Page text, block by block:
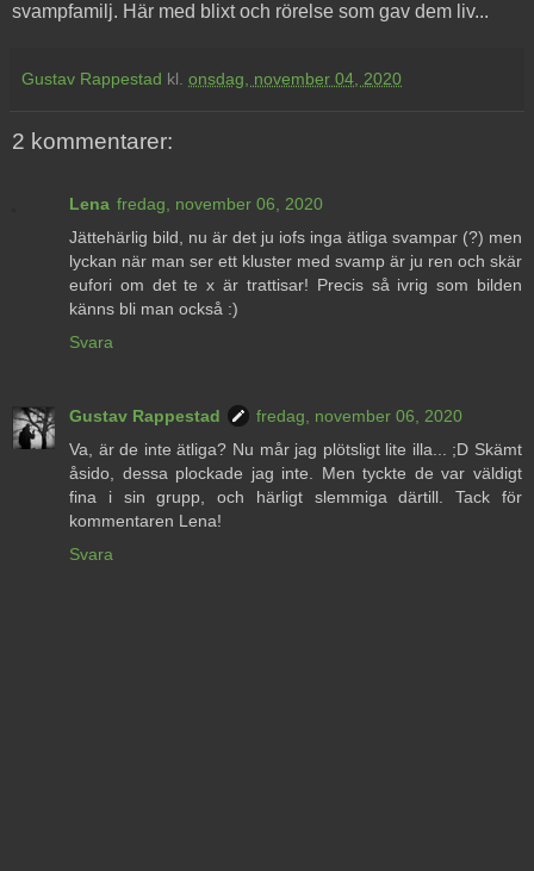
svampfamilj. Här med blixt och rörelse som gav dem liv...
Gustav Rappestad kl. onsdag, november 04, 2020
2 kommentarer:
Lena fredag, november 06, 2020
Jättehärlig bild, nu är det ju iofs inga ätliga svampar (?) men
lyckan när man ser ett kluster med svamp är ju ren och skär
eufori om det te x är trattisar! Precis så ivrig som bilden
känns bli man också :)
Svara
Gustav Rappestad
fredag, november 06, 2020
Va, är de inte ätliga? Nu mår jag plötsligt lite illa... ;D Skämt
åsido, dessa plockade jag inte. Men tyckte de var väldigt
fina i sin grupp, och härligt slemmiga därtill. Tack för
kommentaren Lena!
Svara